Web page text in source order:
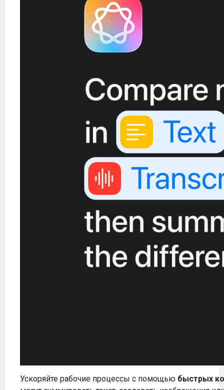
Ускоряйте рабочие процессы с помощью быстрых